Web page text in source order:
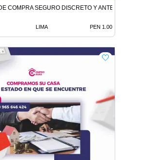
COMPRA SEGURO DISCRETO Y ANTE NOTARIO
LIMA PEN 1.00